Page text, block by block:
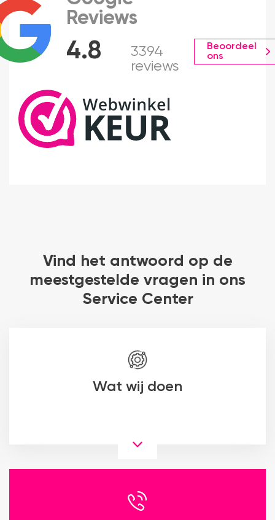
4.8
Reviews
3394
reviews
Beoordeel
ons
Vind het antwoord op de
meestgestelde vragen in ons
Service Center
Wat wij doen